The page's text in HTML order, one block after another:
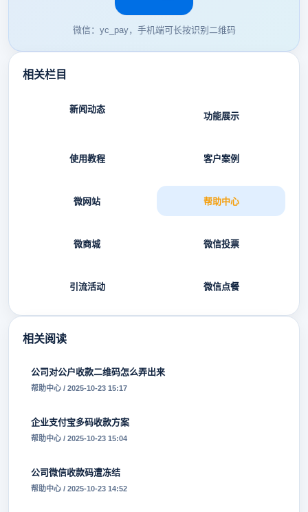
微信：yc_pay，手机端可长按识别二维码
相关栏目
新闻动态
功能展示
使用教程 客户案例
微网站 帮助中心
微商城 微信投票
引流活动 微信点餐
相关阅读
公司对公户收款二维码怎么弄出来
帮助中心 / 2025-10-23 15:17
企业支付宝多码收款方案
帮助中心 / 2025-10-23 15:04
公司微信收款码遭冻结
帮助中心 / 2025-10-23 14:52